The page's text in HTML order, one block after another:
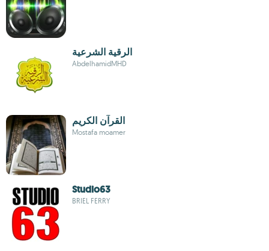
الرقية الشرعية
AbdelhamidMHD
القرآن الكريم
Mostafa moamer
Studio63
BRIEL FERRY